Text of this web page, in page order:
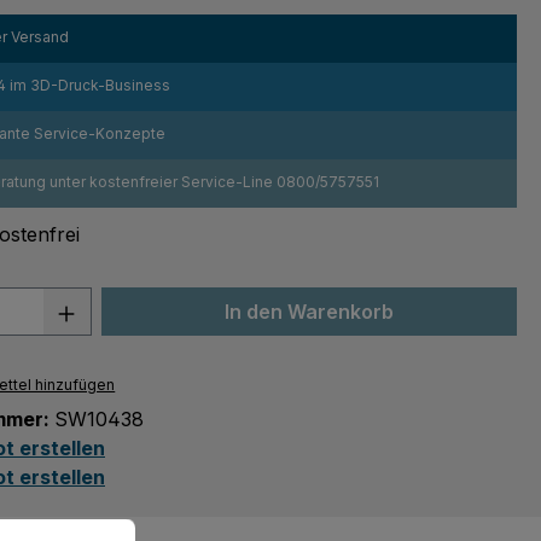
Versand
im 3D-Druck-Business
Service-Konzepte
unter kostenfreier Service-Line 0800/5757551
Anzahl: Gib den gewünschten Wert
In den Warenkorb
hinzufügen
SW10438
erstellen
erstellen
zu können.
Mehr Informationen ...